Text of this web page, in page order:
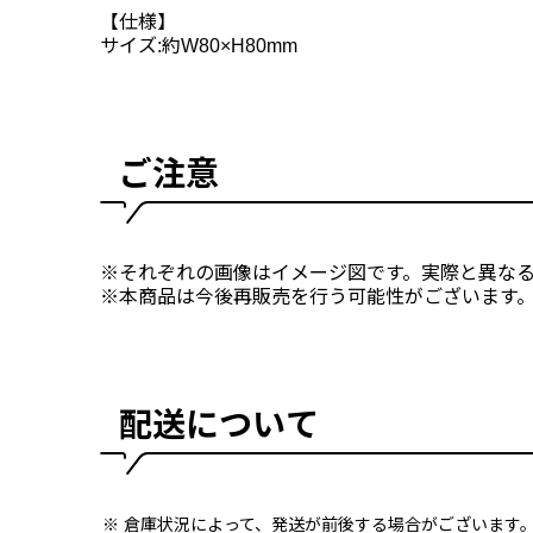
【仕様】
サイズ:約W80×H80mm
ご注意
※それぞれの画像はイメージ図です。実際と異なる
※本商品は今後再販売を行う可能性がございます。
配送について
倉庫状況によって、発送が前後する場合がございます。